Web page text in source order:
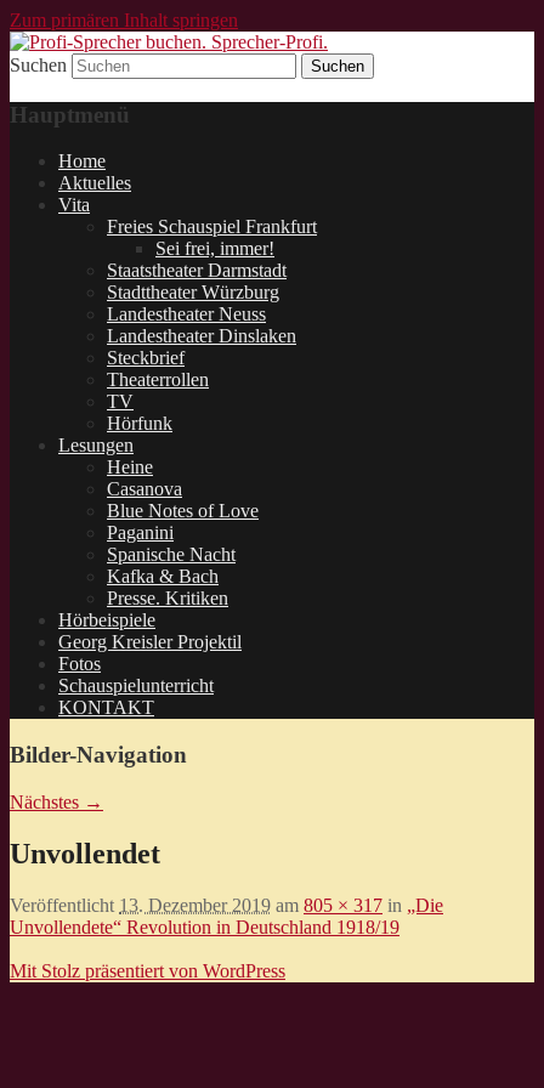
Zum primären Inhalt springen
Profi-Sprecher buchen.
Sprecher-Profi.
Schauspieler und Sprecher für Lesungen.
Suchen
Hauptmenü
Home
Aktuelles
Vita
Freies Schauspiel Frankfurt
Sei frei, immer!
Staatstheater Darmstadt
Stadttheater Würzburg
Landestheater Neuss
Landestheater Dinslaken
Steckbrief
Theaterrollen
TV
Hörfunk
Lesungen
Heine
Casanova
Blue Notes of Love
Paganini
Spanische Nacht
Kafka & Bach
Presse. Kritiken
Hörbeispiele
Georg Kreisler Projektil
Fotos
Schauspielunterricht
KONTAKT
Bilder-Navigation
Nächstes →
Unvollendet
Veröffentlicht 13. Dezember 2019 am 805 × 317 in „Die
Unvollendete“ Revolution in Deutschland 1918/19
Mit Stolz präsentiert von WordPress